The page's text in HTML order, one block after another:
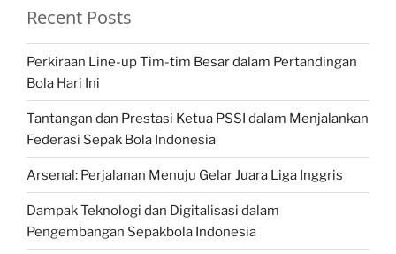
Recent Posts
Perkiraan Line-up Tim-tim Besar dalam Pertandingan
Bola Hari Ini
Tantangan dan Prestasi Ketua PSSI dalam Menjalankan
Federasi Sepak Bola Indonesia
Arsenal: Perjalanan Menuju Gelar Juara Liga Inggris
Dampak Teknologi dan Digitalisasi dalam
Pengembangan Sepakbola Indonesia